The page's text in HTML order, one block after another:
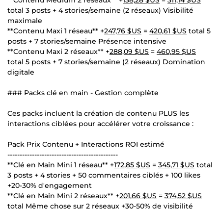
total 3 posts + 4 stories/semaine (2 réseaux) Visibilité
maximale
**Contenu Maxi 1 réseau** +247,76 $US = 420,61 $US total 5
posts + 7 stories/semaine Présence intensive
**Contenu Maxi 2 réseaux** +288,09 $US = 460,95 $US
total 5 posts + 7 stories/semaine (2 réseaux) Domination
digitale
### Packs clé en main - Gestion complète
Ces packs incluent la création de contenu PLUS les
interactions ciblées pour accélérer votre croissance :
Pack Prix Contenu + Interactions ROI estimé
---------------------------------------------
**Clé en Main Mini 1 réseau** +172,85 $US = 345,71 $US total
3 posts + 4 stories + 50 commentaires ciblés + 100 likes
+20-30% d'engagement
**Clé en Main Mini 2 réseaux** +201,66 $US = 374,52 $US
total Même chose sur 2 réseaux +30-50% de visibilité